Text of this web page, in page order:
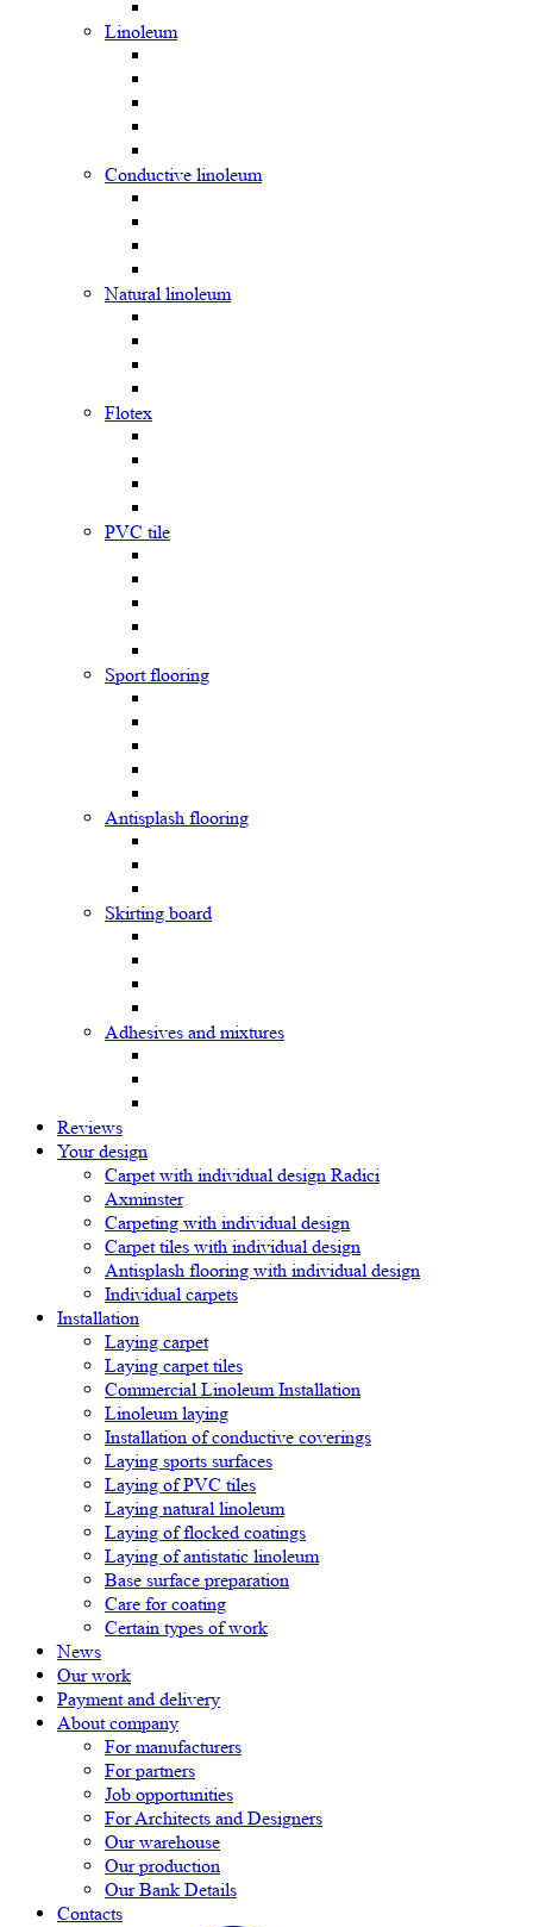
Linoleum
Сonductive linoleum
Natural linoleum
Flotex
PVC tile
Sport flooring
Antisplash flooring
Skirting board
Adhesives and mixtures
Reviews
Your design
Carpet with individual design Radici
Axminster
Carpeting with individual design
Carpet tiles with individual design
Antisplash flooring with individual design
Individual carpets
Installation
Laying carpet
Laying carpet tiles
Commercial Linoleum Installation
Linoleum laying
Installation of conductive coverings
Laying sports surfaces
Laying of PVC tiles
Laying natural linoleum
Laying of flocked coatings
Laying of antistatic linoleum
Base surface preparation
Care for coating
Certain types of work
News
Our work
Payment and delivery
About company
For manufacturers
For partners
Job opportunities
For Architects and Designers
Our warehouse
Our production
Our Bank Details
Contacts